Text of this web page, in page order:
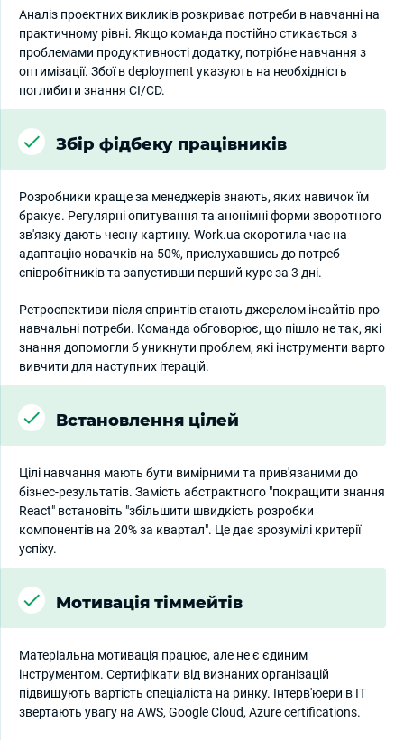
Аналіз проектних викликів розкриває потреби в навчанні на
практичному рівні. Якщо команда постійно стикається з
проблемами продуктивності додатку, потрібне навчання з
оптимізації. Збої в deployment указують на необхідність
поглибити знання CI/CD.
Збір фідбеку працівників
Розробники краще за менеджерів знають, яких навичок їм
бракує. Регулярні опитування та анонімні форми зворотного
зв'язку дають чесну картину. Work.ua скоротила час на
адаптацію новачків на 50%, прислухавшись до потреб
співробітників та запустивши перший курс за 3 дні.
Ретроспективи після спринтів стають джерелом інсайтів про
навчальні потреби. Команда обговорює, що пішло не так, які
знання допомогли б уникнути проблем, які інструменти варто
вивчити для наступних ітерацій.
Встановлення цілей
Цілі навчання мають бути вимірними та прив'язаними до
бізнес-результатів. Замість абстрактного "покращити знання
React" встановіть "збільшити швидкість розробки
компонентів на 20% за квартал". Це дає зрозумілі критерії
успіху.
Мотивація тіммейтів
Матеріальна мотивація працює, але не є єдиним
інструментом. Сертифікати від визнаних організацій
підвищують вартість спеціаліста на ринку. Інтерв'юери в IT
звертають увагу на AWS, Google Cloud, Azure certifications.